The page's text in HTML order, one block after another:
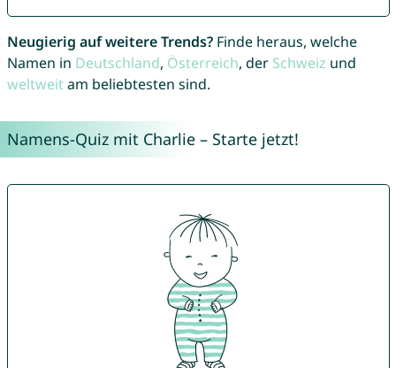
Neugierig auf weitere Trends?Finde heraus, welche
Namen in Deutschland, Österreich, der Schweiz und
weltweitam beliebtesten sind.
Namens-Quiz mit Charlie – Starte jetzt!